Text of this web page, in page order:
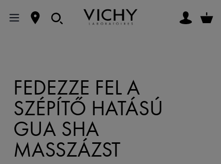
FEDEZZE FEL A
SZÉPÍTŐ HATÁSÚ
GUA SHA
MASSZÁZST